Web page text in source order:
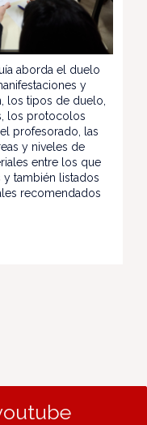
aborda el duelo
y
los tipos de duelo,
los protocolos
profesorado, las
y niveles de
entre los que
también listados
recomendados